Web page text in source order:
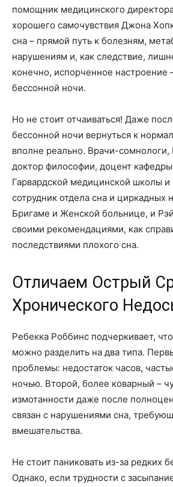
помощник медицинского
хорошего самочувствия Джона
сна – прямой путь к болезням,
нарушениям и, как следствие,
конечно, испорченное настроение
бессонной ночи.
Но не стоит отчаиваться! Даже
бессонной ночи вернуться к
вполне реально. Врачи-сомнологи,
доктор философии, доцент
Гарвардской медицинской школы
сотрудник отдела сна и циркадных
Бригаме и Женской больнице, и
своими рекомендациями, как
последствиями плохого сна.
Отличаем Острый
Хронического
Ребекка Роббинс подчеркивает,
можно разделить на два типа.
проблемы: недостаток часов,
ночью. Второй, более коварный –
измотанности даже после
связан с нарушениями сна,
вмешательства.
Не стоит паниковать из-за редких
Однако, если трудности с